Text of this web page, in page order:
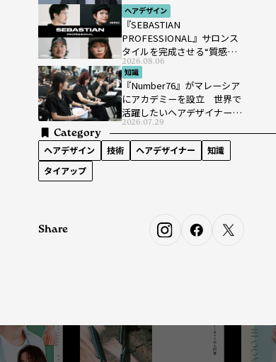
ヘアデザイン
『SEBASTIAN
PROFESSIONAL』サロンス
タイルを完成させる“質感設
計”という新提案
2026.08.06
知識
『Number76』がマレーシア
にアカデミーを設立 世界で
活躍したいヘアデザイナーを
育成
2026.07.29
Category
ヘアデザイン 技術 ヘアデザイナー
知識
タイアップ
Share